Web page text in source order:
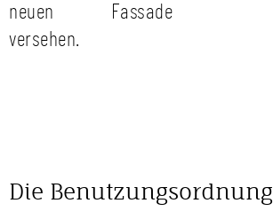
neuen Fassade
versehen.
Die Benutzungsordnung